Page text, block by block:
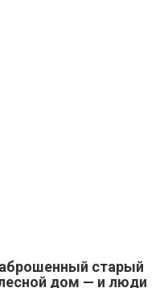
старый
дом — и люди